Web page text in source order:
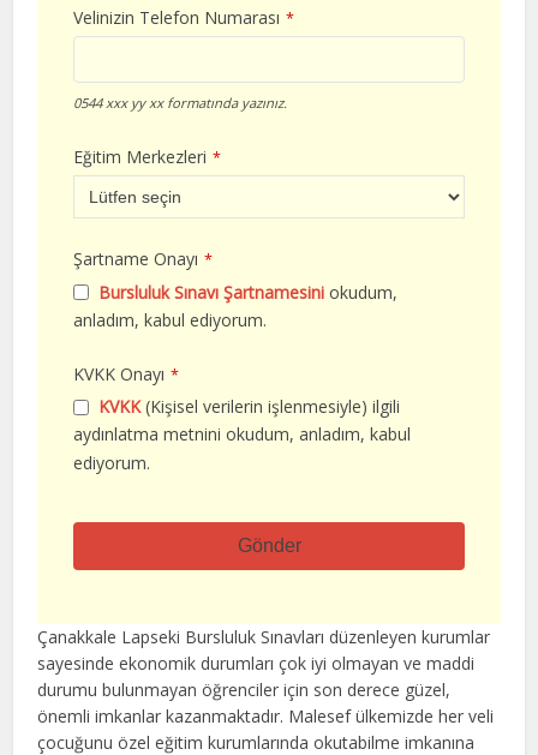
Velinizin Telefon Numarası *
0544 xxx yy xx formatında yazınız.
Eğitim Merkezleri *
Şartname Onayı *
Bursluluk Sınavı Şartnamesini okudum,
anladım, kabul ediyorum.
KVKK Onayı *
KVKK(Kişisel verilerin işlenmesiyle) ilgili
aydınlatma metnini okudum, anladım, kabul
ediyorum.
Gönder
alan
boş
bırakılmalıdır
Çanakkale Lapseki Bursluluk Sınavları düzenleyen kurumlar
sayesinde ekonomik durumları çok iyi olmayan ve maddi
durumu bulunmayan öğrenciler için son derece güzel,
önemli imkanlar kazanmaktadır. Malesef ülkemizde her veli
çocuğunu özel eğitim kurumlarında okutabilme imkanına